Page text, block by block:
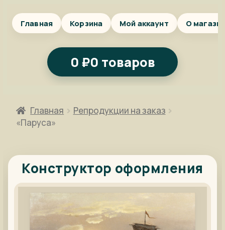
Главная Корзина Мой аккаунт О
0 ₽0 товаров
Главная
Репродукции на заказ
«Паруса»
Конструктор оформления